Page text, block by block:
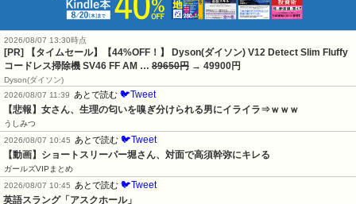
2026/08/07 13:30時点
[PR] 【タイムセール】【44%OFF！】 Dyson(ダイソン) V12 Detect Slim Fluffy
コードレス掃除機 SV46 FF AM … 89650円 → 49900円
Dyson(ダイソン)
2026/08/07 11:39
あとで読む 🐦Tweet
【悲報】女さん、生理の匂いを嗅ぎ分けられる男にイライラ⇒ｗｗｗ
うしみつ
2026/08/07 10:45
あとで読む 🐦Tweet
【動画】ショートスリーパー堀さん、対面で高須幹弥にキレる
ガールズVIPまとめ
2026/08/07 10:45
あとで読む 🐦Tweet
英語スラング「アスクホール」